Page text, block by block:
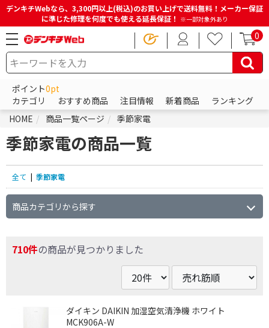
デンキチWebなら、3,300円以上(税込)のお買い上げで送料無料！メーカー保証
に準じた修理を何度でも使える延長保証！ ※一部対象外あり
0
ポイント0pt
カテゴリ
おすすめ商品 注目情報 新着商品
ランキング
HOME
商品一覧ページ 季節家電
季節家電の商品一覧
全て | 季節家電
商品カテゴリから探す
710件の商品が見つかりました
ダイキン DAIKIN 加湿空気清浄機 ホワイト
MCK906A-W